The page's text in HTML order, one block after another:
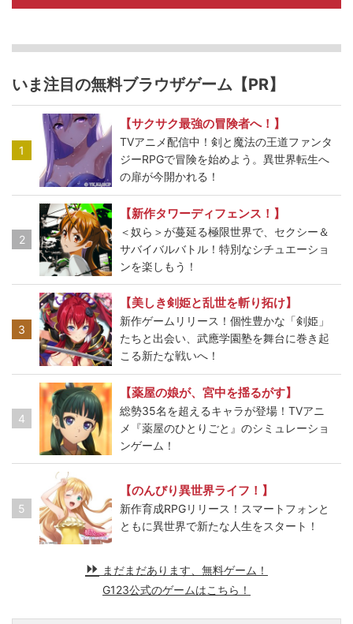
いま注目の無料ブラウザゲーム【PR】
1
【サクサク最強の冒険者へ！】
TVアニメ配信中！剣と魔法の王道ファンタ
ジーRPGで冒険を始めよう。異世界転生へ
の扉が今開かれる！
2
【新作タワーディフェンス！】
＜奴ら＞が蔓延る極限世界で、セクシー＆
サバイバルバトル！特別なシチュエーショ
ンを楽しもう！
3
【美しき剣姫と乱世を斬り拓け】
新作ゲームリリース！個性豊かな「剣姫」
たちと出会い、武應学園塾を舞台に巻き起
こる新たな戦いへ！
4
【薬屋の娘が、宮中を揺るがす】
総勢35名を超えるキャラが登場！TVアニ
メ『薬屋のひとりごと』のシミュレーショ
ンゲーム！
5
【のんびり異世界ライフ！】
新作育成RPGリリース！スマートフォンと
ともに異世界で新たな人生をスタート！
まだまだあります、無料ゲーム！
G123公式のゲームはこちら！